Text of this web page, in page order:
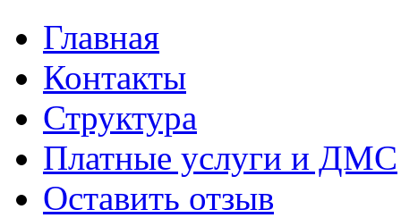
Главная
Контакты
Структура
Платные услуги и ДМС
Оставить отзыв